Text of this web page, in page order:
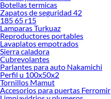
Botellas termicas
Zapatos de seguridad 42
185 65 r15
Lamparas Turkuaz
Reproductores portables
Lavaplatos empotrados
Sierra caladora
Cubrevolantes
Parlantes para auto Nakamichi
Perfil u 100x50x2
Tornillos Mamut
Accesorios para puertas Ferromir